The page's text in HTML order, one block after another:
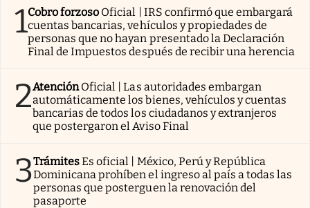
1Cobro forzoso Oficial | IRS confirmó que embargará
cuentas bancarias, vehículos y propiedades de
personas que no hayan presentado la Declaración
Final de Impuestos después de recibir una herencia
2AtenciónOficial | Las autoridades embargan
automáticamente los bienes, vehículos y cuentas
bancarias de todos los ciudadanos y extranjeros
que postergaron el Aviso Final
3TrámitesEs oficial | México, Perú y República
Dominicana prohíben el ingreso al país a todas las
personas que posterguen la renovación del
pasaporte